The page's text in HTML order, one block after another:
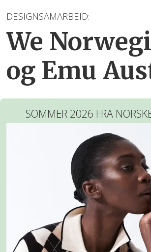
DESIGNSAMARBEID:
We
og Emu
SOMMER 2026 FRA